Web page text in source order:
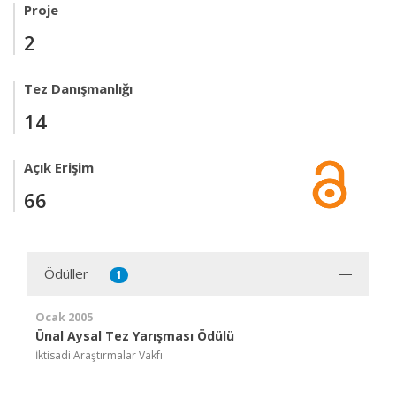
Proje
2
Tez Danışmanlığı
14
Açık Erişim
66
Ödüller 1
Ocak 2005
Ünal Aysal Tez Yarışması Ödülü
İktisadi Araştırmalar Vakfı